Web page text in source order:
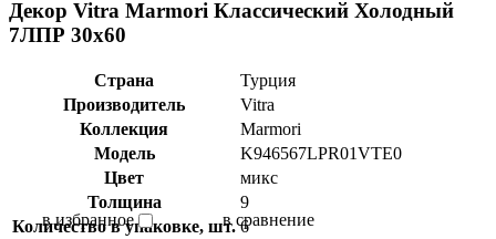
Декор Vitra Marmori Классический Холодный
7ЛПР 30х60
Страна
Турция
Производитель
Vitra
Коллекция
Marmori
Модель
K946567LPR01VTE0
Цвет
микс
Толщина
9
Количество в упаковке, шт. 6
в избранное в сравнение